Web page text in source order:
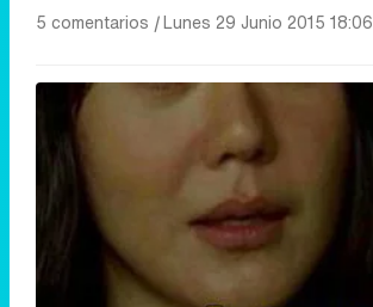
5 comentarios |Lunes 29 Junio 2015 18:06